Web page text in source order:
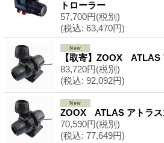
トローラー
57,700円(税別)
(税込: 63,470円)
【取寄】ZOOX
83,720円(税別)
(税込: 92,092円)
ZOOX ATLAS アトラ
70,590円(税別)
(税込: 77,649円)